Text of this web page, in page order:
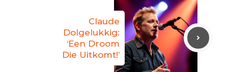
Claude
Dolgelukkig:
‘Een Droom
Die Uitkomt!’